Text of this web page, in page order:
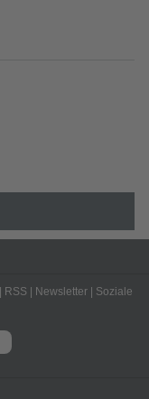
RSS Newsletter
Soziale